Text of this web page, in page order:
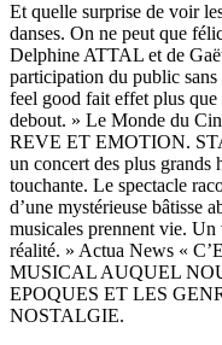
Et quelle surprise de voir
danses. On ne peut que
Delphine ATTAL et de
participation du public
feel good fait effet plus que
debout. » Le Monde du
REVE ET EMOTION.
un concert des plus grands
touchante. Le spectacle
d’une mystérieuse bâtisse
musicales prennent vie. Un
réalité. » Actua News «
MUSICAL AUQUEL
EPOQUES ET LES
NOSTALGIE.